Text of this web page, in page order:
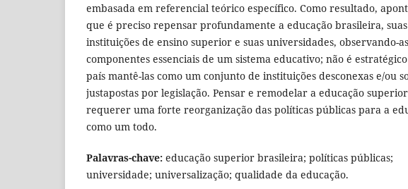
embasada em referencial teórico específico. Como resultado,
que é preciso repensar profundamente a educação brasileira, suas
instituições de ensino superior e suas universidades, observando-
componentes essenciais de um sistema educativo; não é
país mantê-las como um conjunto de instituições desconexas e/ou
justapostas por legislação. Pensar e remodelar a educação
requerer uma forte reorganização das políticas públicas para a
como um todo.
Palavras-chave: educação superior brasileira; políticas públicas;
universidade; universalização; qualidade da educação.